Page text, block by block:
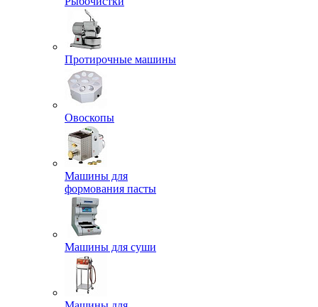
Протирочные машины
Овоскопы
Машины для
формования пасты
Машины для суши